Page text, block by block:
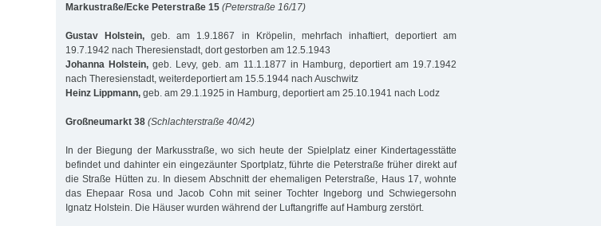
Markustraße/Ecke Peterstraße 15 (Peterstraße 16/17)
Gustav Holstein, geb. am 1.9.1867 in Kröpelin, mehrfach inhaftiert, deportiert am
19.7.1942 nach Theresienstadt, dort gestorben am 12.5.1943
Johanna Holstein, geb. Levy, geb. am 11.1.1877 in Hamburg, deportiert am 19.7.1942
nach Theresienstadt, weiterdeportiert am 15.5.1944 nach Auschwitz
Heinz Lippmann, geb. am 29.1.1925 in Hamburg, deportiert am 25.10.1941 nach Lodz
Großneumarkt 38 (Schlachterstraße 40/42)
In der Biegung der Markusstraße, wo sich heute der Spielplatz einer Kindertagesstätte
befindet und dahinter ein eingezäunter Sportplatz, führte die Peterstraße früher direkt auf
die Straße Hütten zu. In diesem Abschnitt der ehemaligen Peterstraße, Haus 17, wohnte
das Ehepaar Rosa und Jacob Cohn mit seiner Tochter Ingeborg und Schwiegersohn
Ignatz Holstein. Die Häuser wurden während der Luftangriffe auf Hamburg zerstört.